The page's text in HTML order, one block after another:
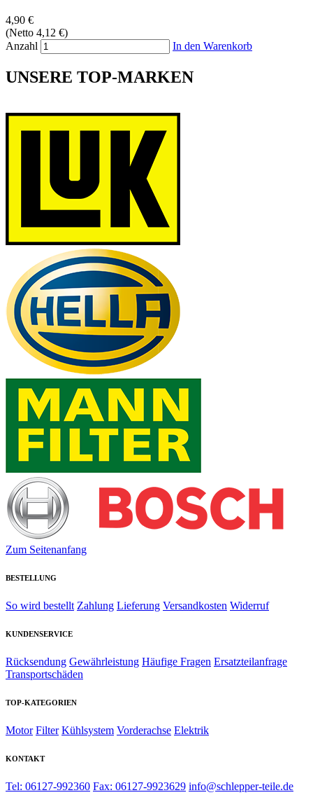
4,90 €
(Netto 4,12 €)
Anzahl
In den Warenkorb
UNSERE TOP-MARKEN
Zum Seitenanfang
BESTELLUNG
So wird bestellt Zahlung Lieferung Versandkosten Widerruf
KUNDENSERVICE
Rücksendung Gewährleistung Häufige Fragen Ersatzteilanfrage
Transportschäden
TOP-KATEGORIEN
Motor Filter Kühlsystem Vorderachse Elektrik
KONTAKT
Tel: 06127-992360 Fax: 06127-9923629 info@schlepper-teile.de